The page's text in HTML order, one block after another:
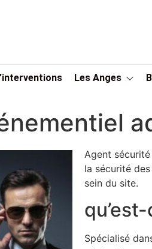
Les Anges
Agent
la sécurité
sein du site.
Spécialisé